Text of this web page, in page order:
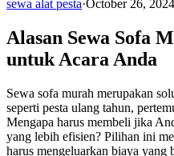
sewa alat pesta·October 26, 2024
Alasan Sewa Sofa
untuk Acara Anda
Sewa sofa murah merupakan
seperti pesta ulang tahun,
Mengapa harus membeli jika
yang lebih efisien? Pilihan ini
harus mengeluarkan biaya yang